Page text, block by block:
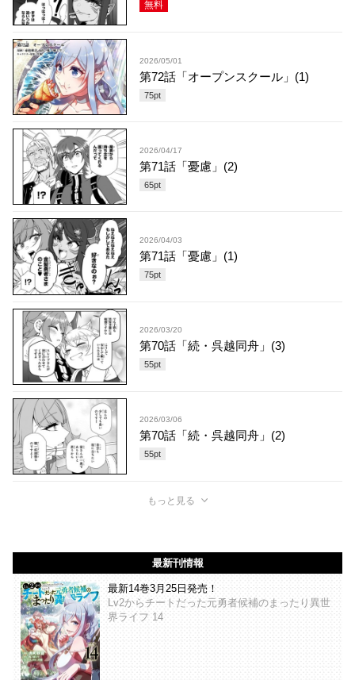
無料
2026/05/01
第72話「オープンスクール」(1)
75pt
2026/04/17
第71話「憂慮」(2)
65pt
2026/04/03
第71話「憂慮」(1)
75pt
2026/03/20
第70話「続・呉越同舟」(3)
55pt
2026/03/06
第70話「続・呉越同舟」(2)
55pt
もっと見る
最新刊情報
最新14巻3月25日発売！
Lv2からチートだった元勇者候補のまったり異世
界ライフ 14